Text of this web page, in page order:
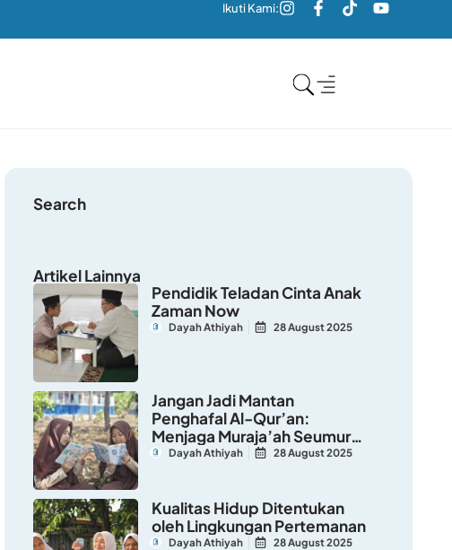
Ikuti Kami:
Search
Artikel Lainnya
Pendidik Teladan Cinta Anak
Zaman Now
Dayah Athiyah 28 August 2025
Jangan Jadi Mantan
Penghafal Al-Qur’an:
Menjaga Muraja’ah Seumur
Hidup
Dayah Athiyah 28 August 2025
Kualitas Hidup Ditentukan
oleh Lingkungan Pertemanan
Dayah Athiyah 28 August 2025